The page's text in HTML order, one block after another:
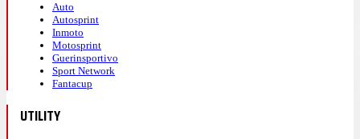
Auto
Autosprint
Inmoto
Motosprint
Guerinsportivo
Sport Network
Fantacup
UTILITY